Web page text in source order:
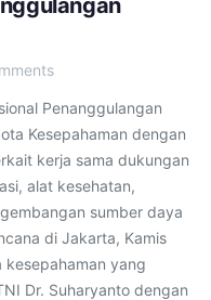
Penanggulangan
Kesepahaman dengan
kerja sama dukungan
alat kesehatan,
sumber daya
di Jakarta, Kamis
yang
Dr. Suharyanto dengan